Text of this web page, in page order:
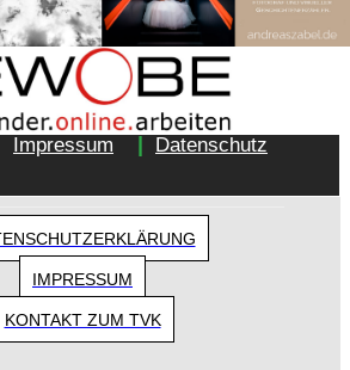
Turnverein 1877 e.V. Essen-
Impressum | Datenschutz
IMPRESSUM
KONTAKT ZUM TVK